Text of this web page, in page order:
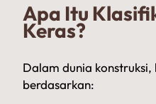
Apa Itu
Keras?
Dalam dunia
berdasarkan: